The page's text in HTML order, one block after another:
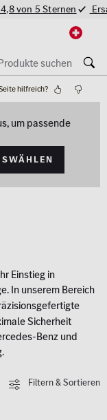
4,8 von 5 Sternen
hilfreich?
um passende
Filtern & Sortieren
Einstieg in
In unserem Bereich
Sicherheit
Benz und